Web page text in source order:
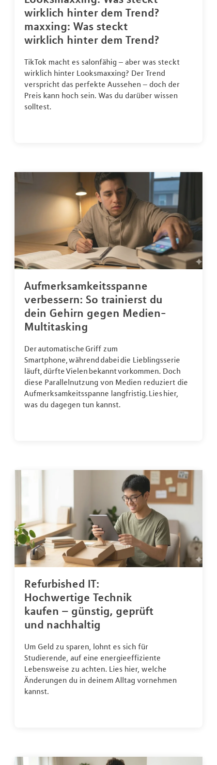
wirklich hinter dem Trend?
maxxing: Was steckt
wirklich hinter dem Trend?
TikTok macht es salonfähig – aber was steckt
wirklich hinter Looksmaxxing? Der Trend
verspricht das perfekte Aussehen – doch der
Preis kann hoch sein. Was du darüber wissen
solltest.
Aufmerksamkeitsspanne
verbessern: So trainierst du
dein Gehirn gegen Medien-
Multitasking
Der automatische Griff zum
Smartphone, während dabei die Lieblingsserie
läuft, dürfte Vielen bekannt vorkommen. Doch
diese Parallelnutzung von Medien reduziert die
Aufmerksamkeitsspanne langfristig. Lies hier,
was du dagegen tun kannst.
Refurbished IT:
Hochwertige Technik
kaufen – günstig, geprüft
und nachhaltig
Um Geld zu sparen, lohnt es sich für
Studierende, auf eine energieeffiziente
Lebensweise zu achten. Lies hier, welche
Änderungen du in deinem Alltag vornehmen
kannst.